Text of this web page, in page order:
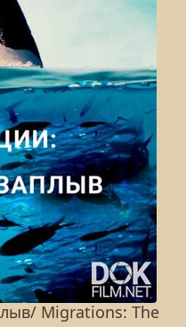
Migrations: The